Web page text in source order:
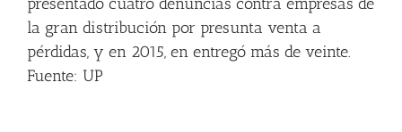
la gran distribución por presunta venta a
pérdidas, y en 2015, en entregó más de veinte.
Fuente: UP